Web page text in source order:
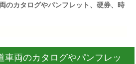
のカタログやパンフレット、硬券、時
両のカタログやパンフレッ